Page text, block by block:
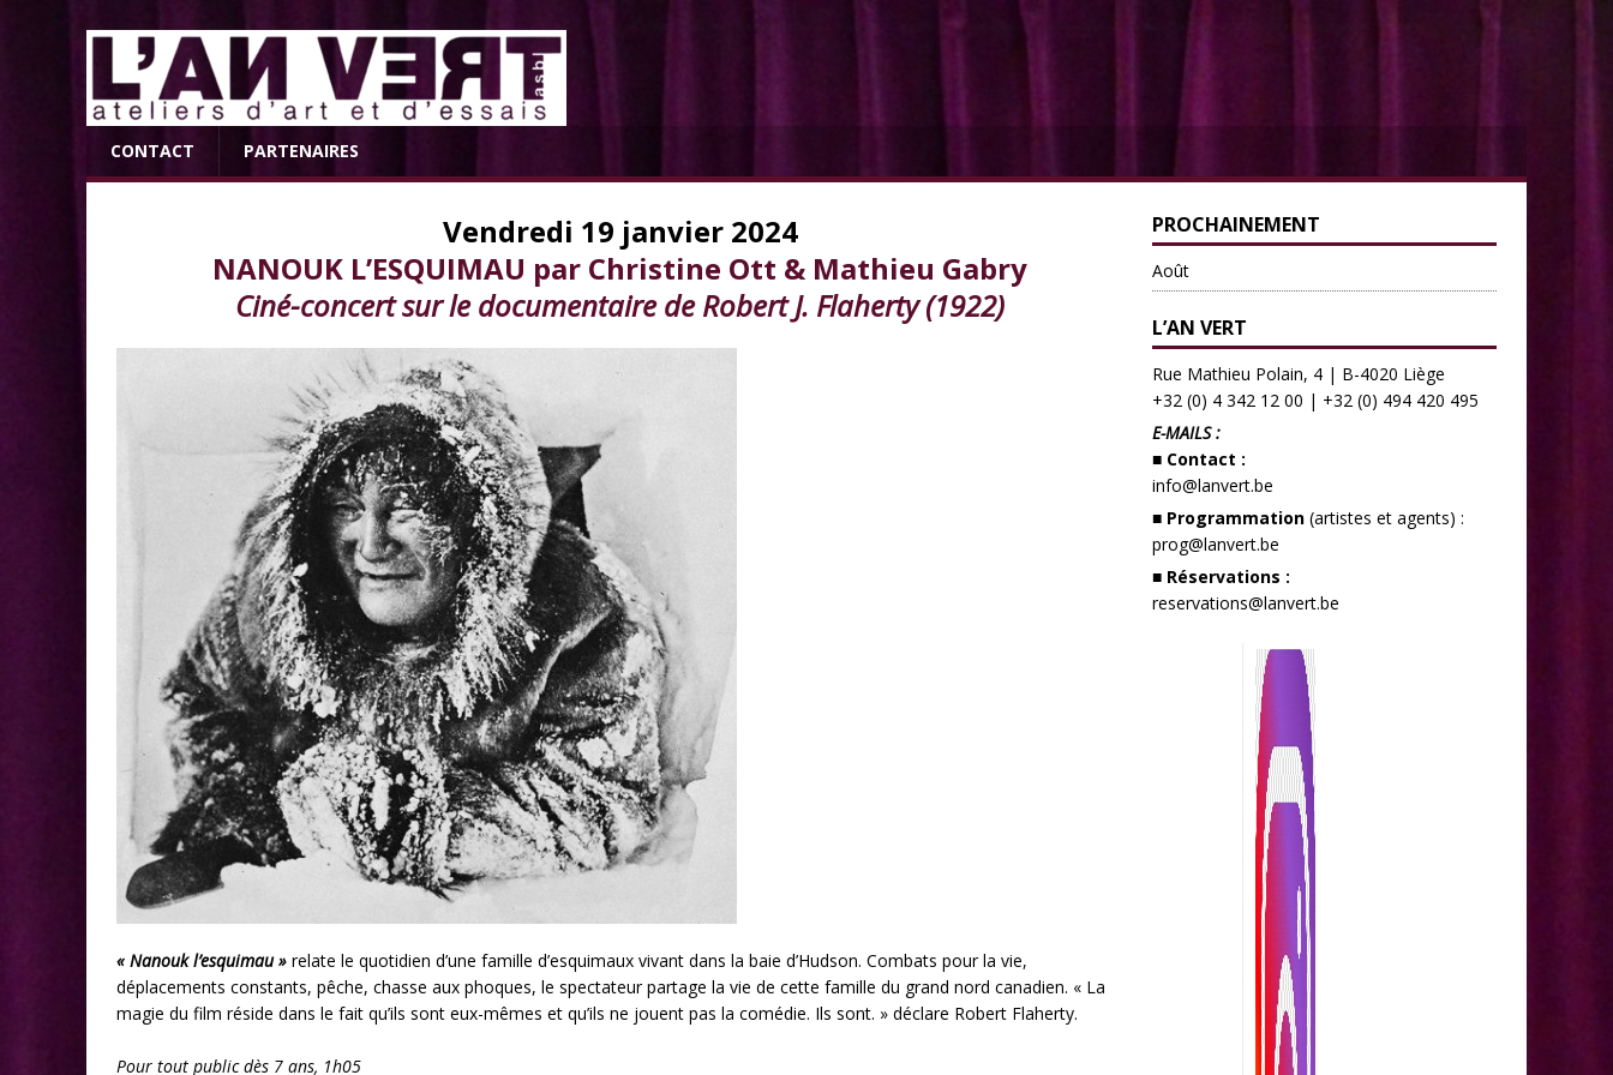
CONTACT PARTENAIRES
Vendredi 19 janvier 2024
NANOUK L’ESQUIMAU par Christine Ott & Mathieu Gabry
Ciné-concert sur le documentaire de Robert J. Flaherty (1922)
« Nanouk l’esquimau » relate le quotidien d’une famille d’esquimaux vivant dans la baie d’Hudson. Combats pour la vie,
déplacements constants, pêche, chasse aux phoques, le spectateur partage la vie de cette famille du grand nord canadien. « La
magie du film réside dans le fait qu’ils sont eux-mêmes et qu’ils ne jouent pas la comédie. Ils sont. » déclare Robert Flaherty.
Pour tout public dès 7 ans, 1h05
PROCHAINEMENT
Août
L’AN VERT
Rue Mathieu Polain, 4 | B-4020 Liège
+32 (0) 4 342 12 00 | +32 (0) 494 420 495
E-MAILS :
■ Contact :
info@lanvert.be
■ Programmation(artistes et agents) :
prog@lanvert.be
■ Réservations :
reservations@lanvert.be